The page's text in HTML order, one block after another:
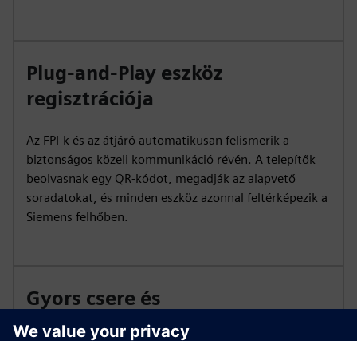
Plug-and-Play eszköz
regisztrációja
Az FPI-k és az átjáró automatikusan felismerik a
biztonságos közeli kommunikáció révén. A telepítők
beolvasnak egy QR-kódot, megadják az alapvető
soradatokat, és minden eszköz azonnal feltérképezik a
Siemens felhőben.
Gyors csere és
eszközszinkronizálás